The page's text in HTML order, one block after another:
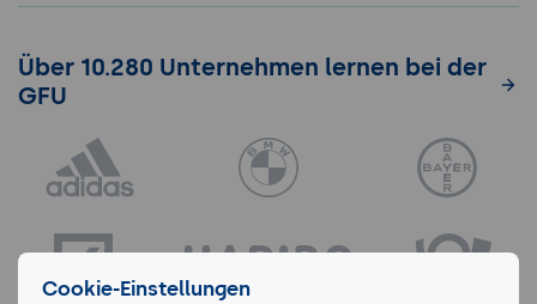
Über 10.280 Unternehmen lernen bei der
GFU
Cookie-Einstellungen